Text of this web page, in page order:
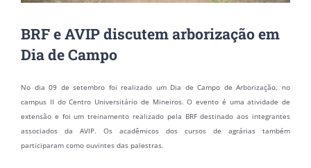
BRF e AVIP discutem arborização em
Dia de Campo
No dia 09 de setembro foi realizado um Dia de Campo de Arborização, no
campus II do Centro Universitário de Mineiros. O evento é uma atividade de
extensão e foi um treinamento realizado pela BRF destinado aos integrantes
associados da AVIP. Os acadêmicos dos cursos de agrárias também
participaram como ouvintes das palestras.